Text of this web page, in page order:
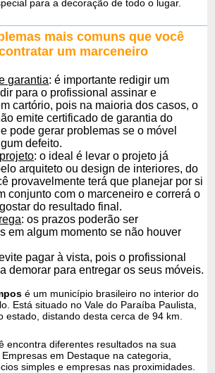
para a decoração de todo o lugar.
mais comuns que você
um marceneiro
garantia: é importante redigir um
para o profissional assinar e
cartório, pois na maioria dos casos, o
emite certificado de garantia do
pode gerar problemas se o móvel
defeito.
: o ideal é levar o projeto já
arquiteto ou design de interiores, do
provavelmente terá que planejar por si
conjunto com o marceneiro e correrá o
do resultado final.
: os prazos poderão ser
em algum momento se não houver
pagar à vista, pois o profissional
demorar para entregar os seus móveis.
é um município brasileiro no interior do
Está situado no Vale do Paraíba Paulista,
estado, distando desta cerca de 94 km.
encontra diferentes resultados na sua
em Destaque na categoria,
simples e empresas nas proximidades.